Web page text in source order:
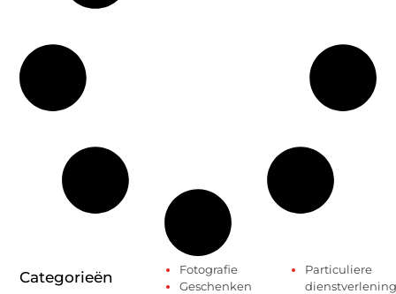
Categorieën
Fotografie
Geschenken
Particuliere
dienstverlening